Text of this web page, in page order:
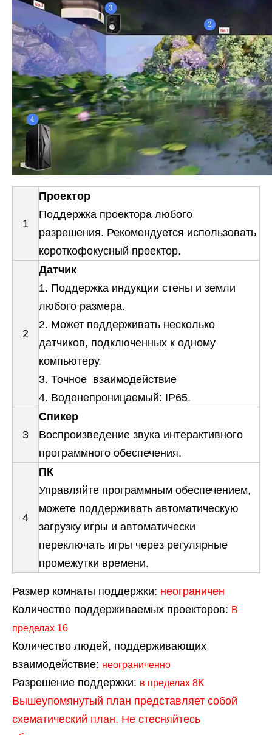
1
Проектор
Поддержка проектора любого
разрешения. Рекомендуется использовать
короткофокусный проектор.
2
Датчик
1. Поддержка индукции стены и земли
любого размера.
2. Может поддерживать несколько
датчиков, подключенных к одному
компьютеру.
3. Точное взаимодействие
4. Водонепроницаемый: IP65.
3
Спикер
Воспроизведение звука интерактивного
программного обеспечения.
4
ПК
Управляйте программным обеспечением,
можете поддерживать автоматическую
загрузку игры и автоматически
переключать игры через регулярные
промежутки времени.
Размер комнаты поддержки: неограничен
Количество поддерживаемых проекторов: В
пределах 16
Количество людей, поддерживающих
взаимодействие: неограниченно
Разрешение поддержки: в пределах 8K
Вышеупомянутый план представляет собой
схематический план. Не стесняйтесь